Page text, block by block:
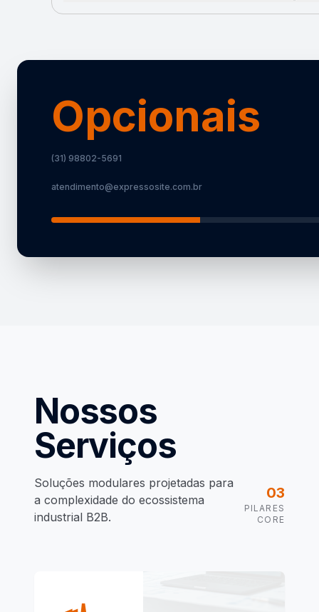
Opcionais
(31) 98802-5691
atendimento@expressosite.com.br
Nossos
Serviços
Soluções modulares projetadas para
a complexidade do ecossistema
industrial B2B.
03
PILARES
CORE